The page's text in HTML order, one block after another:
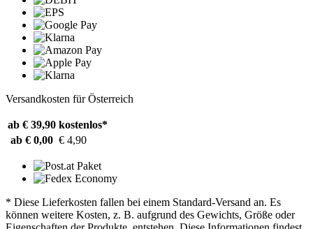
Versandkosten für Österreich
ab € 39,90 kostenlos*
ab € 0,00 € 4,90
* Diese Lieferkosten fallen bei einem Standard-Versand an. Es
können weitere Kosten, z. B. aufgrund des Gewichts, Größe oder